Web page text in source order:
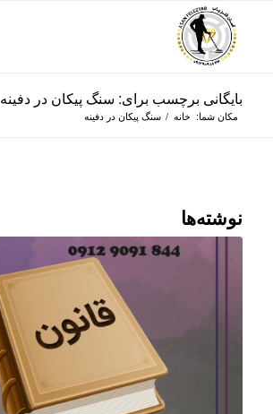
بایگانی برچسب برای: سنگ پیکان در دفینه
مکان شما: خانه / سنگ پیکان در دفینه
نوشته‌ها